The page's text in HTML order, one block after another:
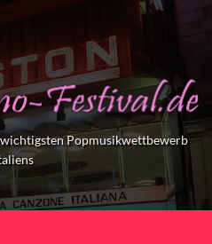
Popmusikwettbewerb